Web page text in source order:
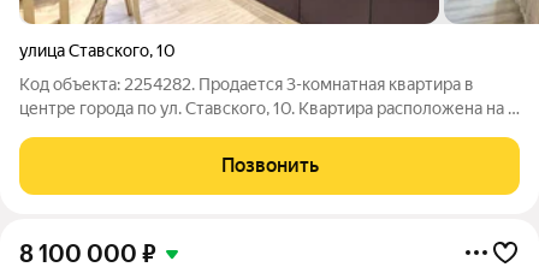
улица Ставского,10
Код объекта: 2254282. Продается 3-комнатная квартира в
центре города по ул. Ставского, 10. Квартира расположена на 2
Планировка- распашонка. Окна на две стороны. Все комнаты
изолированные. Общая
Позвонить
8 100 000 ₽